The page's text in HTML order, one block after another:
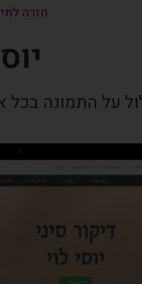
חזרה
על התמונה